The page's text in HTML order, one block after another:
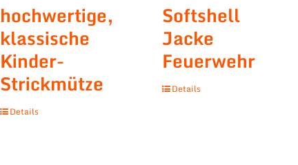
hochwertige,
klassische
Kinder-
Strickmütze
Details
Softshell
Jacke
Feuerwehr
Details